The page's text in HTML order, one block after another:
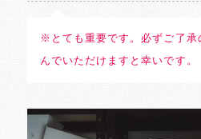
※とても重要です。必ずご了承
んでいただけますと幸いです。